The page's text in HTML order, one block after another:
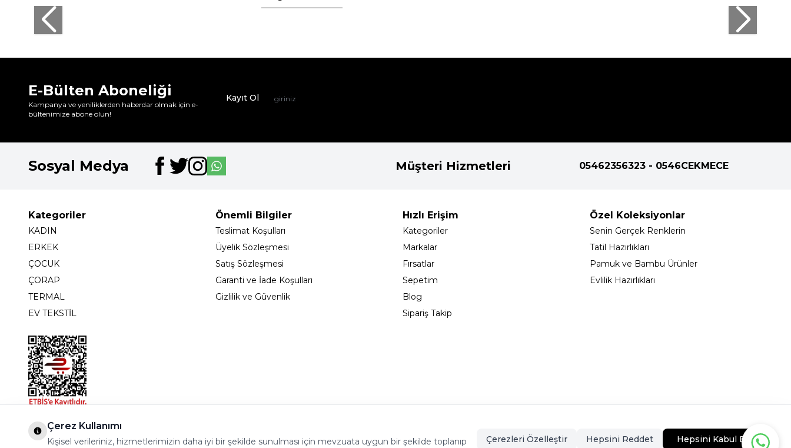
E-Bülten Aboneliği
Kampanya ve yeniliklerden haberdar olmak için e-
bültenimize abone olun!
Kayıt Ol
Sosyal Medya Müşteri Hizmetleri 05462356323 - 0546CEKMECE
Kategoriler
KADIN
ERKEK
ÇOCUK
ÇORAP
TERMAL
EV TEKSTİL
Önemli Bilgiler
Teslimat Koşulları
Üyelik Sözleşmesi
Satış Sözleşmesi
Garanti ve İade Koşulları
Gizlilik ve Güvenlik
Hızlı Erişim
Kategoriler
Markalar
Fırsatlar
Sepetim
Blog
Sipariş Takip
Özel Koleksiyonlar
Senin Gerçek Renklerin
Tatil Hazırlıkları
Pamuk ve Bambu Ürünler
Evlilik Hazırlıkları
Çerez Kullanımı
Kişisel verileriniz, hizmetlerimizin daha iyi bir şekilde sunulması için mevzuata uygun bir şekilde toplanıp Çerezleri Özelleştir Hepsini Reddet Hepsini Kabul Et